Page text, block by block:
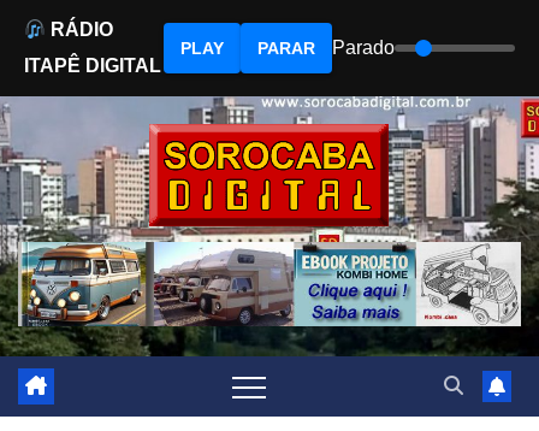
to
content
RÁDIO
ITAPÊ DIGITAL
PLAY PARAR Parado